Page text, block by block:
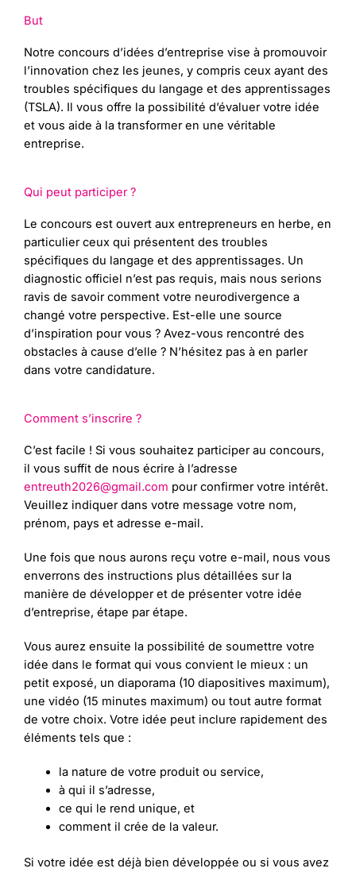
But
Notre concours d’idées d’entreprise vise à promouvoir
l’innovation chez les jeunes, y compris ceux ayant des
troubles spécifiques du langage et des apprentissages
(TSLA). Il vous offre la possibilité d’évaluer votre idée
et vous aide à la transformer en une véritable
entreprise.
Qui peut participer ?
Le concours est ouvert aux entrepreneurs en herbe, en
particulier ceux qui présentent des troubles
spécifiques du langage et des apprentissages. Un
diagnostic officiel n’est pas requis, mais nous serions
ravis de savoir comment votre neurodivergence a
changé votre perspective. Est-elle une source
d’inspiration pour vous ? Avez-vous rencontré des
obstacles à cause d’elle ? N’hésitez pas à en parler
dans votre candidature.
Comment s’inscrire ?
C’est facile ! Si vous souhaitez participer au concours,
il vous suffit de nous écrire à l’adresse
entreuth2026@gmail.com pour confirmer votre intérêt.
Veuillez indiquer dans votre message votre nom,
prénom, pays et adresse e-mail.
Une fois que nous aurons reçu votre e-mail, nous vous
enverrons des instructions plus détaillées sur la
manière de développer et de présenter votre idée
d’entreprise, étape par étape.
Vous aurez ensuite la possibilité de soumettre votre
idée dans le format qui vous convient le mieux : un
petit exposé, un diaporama (10 diapositives maximum),
une vidéo (15 minutes maximum) ou tout autre format
de votre choix. Votre idée peut inclure rapidement des
éléments tels que :
la nature de votre produit ou service,
à qui il s’adresse,
ce qui le rend unique, et
comment il crée de la valeur.
Si votre idée est déjà bien développée ou si vous avez